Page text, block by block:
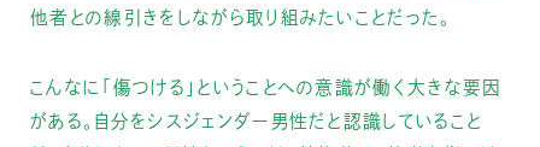
他者との線引きをしながら取り組みたいことだった。
こんなに「傷つける」ということへの意識が働く大きな要因
がある。自分をシスジェンダー男性だと認識していること